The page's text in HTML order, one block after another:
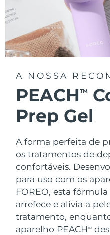
A NOSSA
PEACHTM
Prep Gel
A forma perfeita de
os tratamentos de
confortáveis.
para uso com os
FOREO, esta
arrefece e alivia a
tratamento,
aparelho PEACHTM